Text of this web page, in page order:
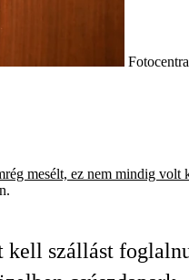
mesélt, ez nem mindig volt
kell szállást